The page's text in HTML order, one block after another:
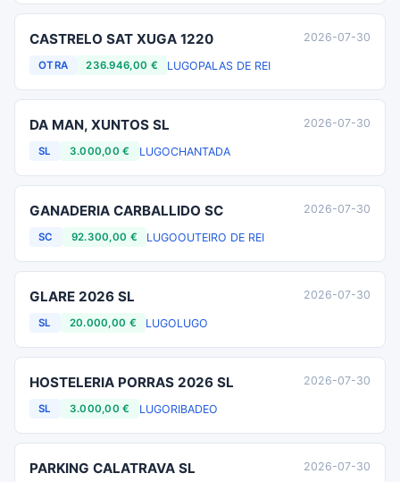
CASTRELO SAT XUGA 1220
OTRA 236.946,00 € LUGOPALAS DE REI
2026-07-30
DA MAN, XUNTOS SL
SL 3.000,00 € LUGOCHANTADA
2026-07-30
GANADERIA CARBALLIDO SC
SC 92.300,00 € LUGOOUTEIRO DE REI
2026-07-30
GLARE 2026 SL
SL 20.000,00 € LUGOLUGO
2026-07-30
HOSTELERIA PORRAS 2026 SL
SL 3.000,00 € LUGORIBADEO
2026-07-30
PARKING CALATRAVA SL 2026-07-30